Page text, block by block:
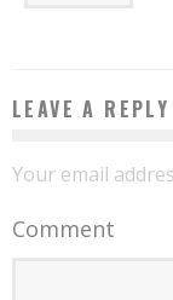
LEAVE A REPLY
Your email
Comment